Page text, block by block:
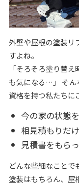
外壁や屋根の塗装リ
すよね。
「そろそろ塗り替
も気になる…」 そん
資格を持つ私たちに
今の家の状態
相見積もりだ
見積書をもら
どんな些細なことで
塗装はもちろん、屋